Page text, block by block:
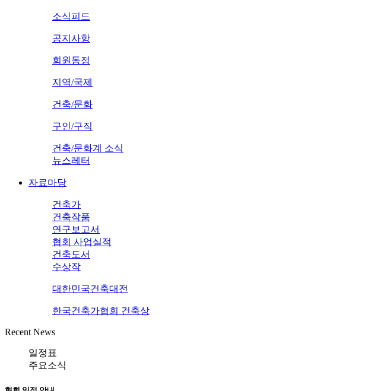
소식피드
공지사항
회원동정
지역/국제
건축/문화
구인/구직
건축/문화계 소식
뉴스레터
자료마당
건축가
건축작품
연구보고서
협회 사업실적
건축도서
수상작
대한민국건축대전
한국건축가협회 건축상
Recent News
일정표
주요소식